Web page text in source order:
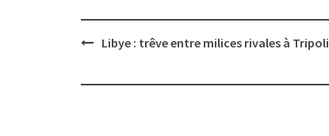
PostLibye : trêve entre milices rivales à Tripoli